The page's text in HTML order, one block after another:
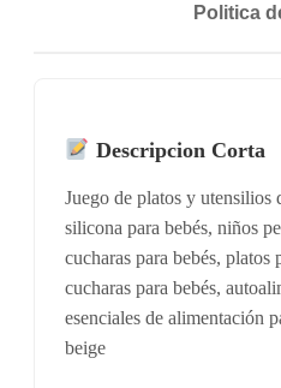
Politica
Descripcion Corta
Juego de platos y utensilios
silicona para bebés, niños
cucharas para bebés, platos
cucharas para bebés,
esenciales de alimentación
beige